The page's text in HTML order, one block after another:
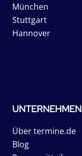
München
Stuttgart
Hannover
UNTERNEHMEN
Über termine.de
Blog